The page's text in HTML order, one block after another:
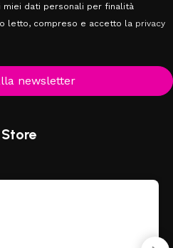
dati personali per finalità
letto, compreso e accetto la privacy
newsletter